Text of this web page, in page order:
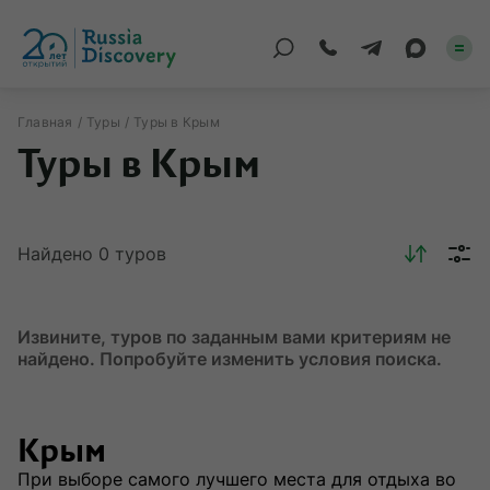
Каталог туров
Регионы
Круизы
Корпоративные
Главная Туры Туры в Крым
Туры в Крым
Найдено 0 туров
Извините, туров по заданным вами критериям не
найдено. Попробуйте изменить условия поиска.
Крым
При выборе самого лучшего места для отдыха во